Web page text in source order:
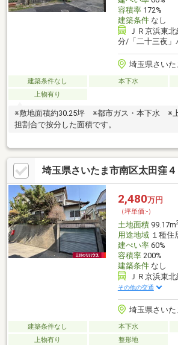
容積率172%
建築条件なし
ＪＲ京浜東
分/「二十三夜」
埼玉県さい
建築条件なし 本下水
上物有り
※敷地面積約30.25坪 ※都市ガス・本下水 ※
担割合で按分した面積です。
埼玉県さいたま市南区太田窪
2,480万円
（坪単価:-）
土地面積99.17m2
用途地域１種住
建ぺい率60%
容積率200%
建築条件なし
ＪＲ京浜東
その他の交通
埼玉県さいた
建築条件なし 本下水
上物有り
整形地